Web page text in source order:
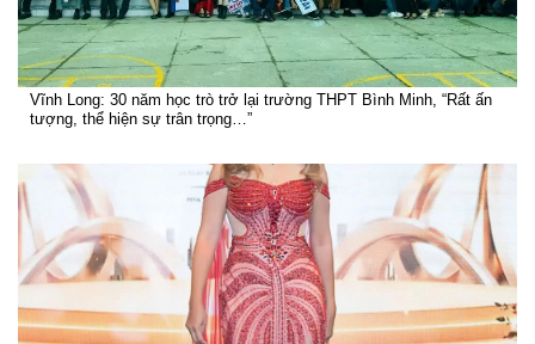
Vĩnh Long: 30 năm học trò trở lại trường THPT Bình Minh, “Rất ấn
tượng, thể hiện sự trân trọng…”